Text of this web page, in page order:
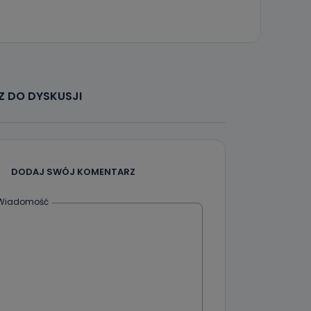
DO DYSKUSJI
DODAJ SWÓJ KOMENTARZ